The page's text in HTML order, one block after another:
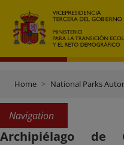
Home National Parks
Navigation
Archipiélago de